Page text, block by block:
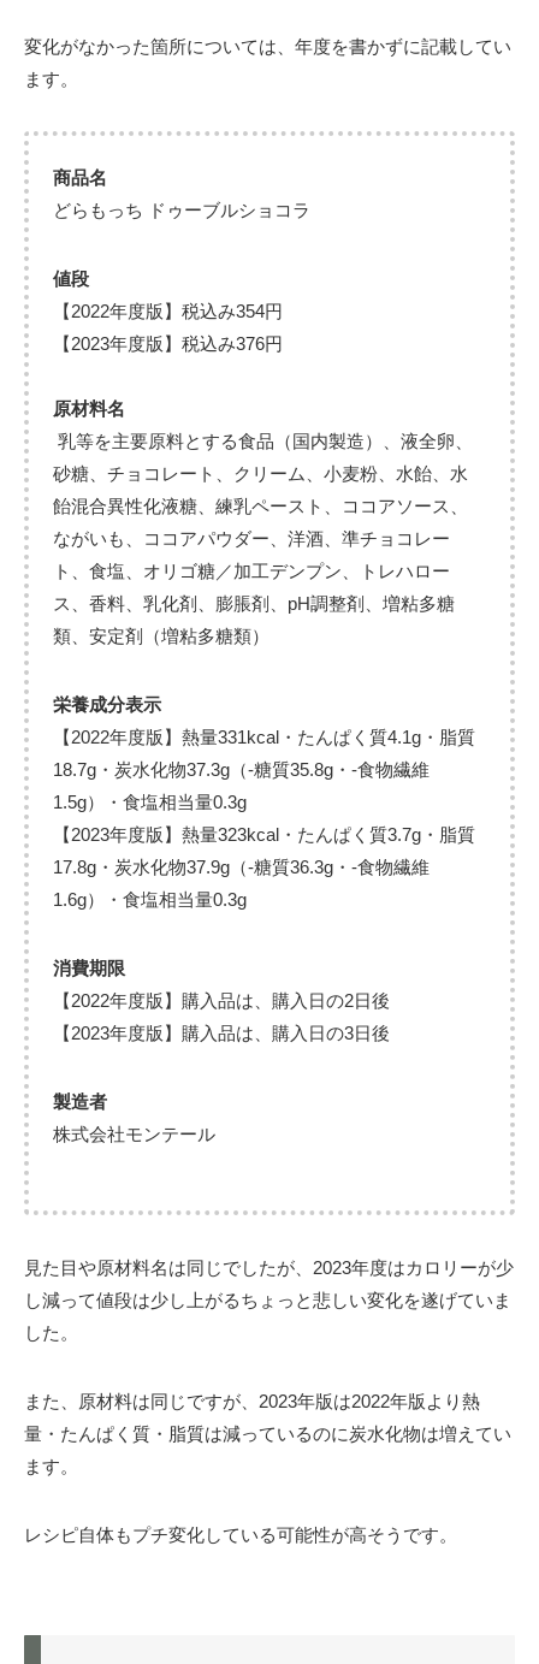
変化がなかった箇所については、年度を書かずに記載してい
ます。
商品名
どらもっち ドゥーブルショコラ
値段
【2022年度版】税込み354円
【2023年度版】税込み376円
原材料名
乳等を主要原料とする食品（国内製造）、液全卵、
砂糖、チョコレート、クリーム、小麦粉、水飴、水
飴混合異性化液糖、練乳ペースト、ココアソース、
ながいも、ココアパウダー、洋酒、準チョコレー
ト、食塩、オリゴ糖／加工デンプン、トレハロー
ス、香料、乳化剤、膨脹剤、pH調整剤、増粘多糖
類、安定剤（増粘多糖類）
栄養成分表示
【2022年度版】熱量331kcal・たんぱく質4.1g・脂質
18.7g・炭水化物37.3g（-糖質35.8g・-食物繊維
1.5g）・食塩相当量0.3g
【2023年度版】熱量323kcal・たんぱく質3.7g・脂質
17.8g・炭水化物37.9g（-糖質36.3g・-食物繊維
1.6g）・食塩相当量0.3g
消費期限
【2022年度版】購入品は、購入日の2日後
【2023年度版】購入品は、購入日の3日後
製造者
株式会社モンテール
見た目や原材料名は同じでしたが、2023年度はカロリーが少
し減って値段は少し上がるちょっと悲しい変化を遂げていま
した。
また、原材料は同じですが、2023年版は2022年版より熱
量・たんぱく質・脂質は減っているのに炭水化物は増えてい
ます。
レシピ自体もプチ変化している可能性が高そうです。